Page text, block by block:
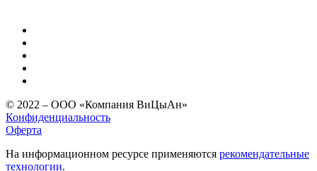
© 2022 – ООО «Компания ВиЦыАн»
Конфиденциальность
Оферта
На информационном ресурсе применяются рекомендательные
технологии.